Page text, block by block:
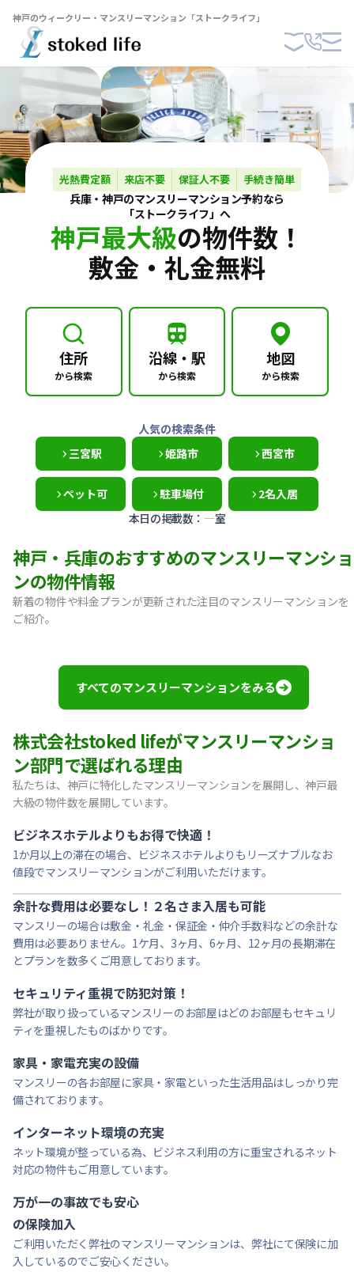
神戸のウィークリー・マンスリーマンション「ストークライフ」
光熱費定額 来店不要 保証人不要 手続き簡単
兵庫・神戸のマンスリーマンション予約なら
「ストークライフ」へ
神戸最大級の物件数！
敷金・礼金無料
住所
から検索
沿線・駅
から検索
地図
から検索
人気の検索条件
三宮駅
姫路市 西宮市
ペット可 駐車場付
2名入居
本日の掲載数： —室
神戸・兵庫のおすすめのマンスリーマンショ
ンの物件情報
新着の物件や料金プランが更新された注目のマンスリーマンションを
ご紹介。
【灘区・JR六甲道】Sステイ六甲道SOUTH・OL｜禁煙ル
【東灘区・摂津本山】Sステイ本山サンハイツOL｜禁煙
【東灘区・JR住吉】Sステイ神戸住吉本町OL｜禁煙ルーム
【神戸・春日野道】Sステイ三宮東アスヴェル｜禁煙ルー
【宝塚市・逆瀬川】Sステイ逆瀬川｜禁煙ルーム・Wi-Fi無料
【西宮北口】Sステイ西宮北口第２｜禁煙ルーム・Wi-Fiレ
【西宮北口】Sステイ西宮北口第２｜禁煙ルーム・Wi-Fiレ
【神戸・三宮】Sステイ神戸三宮レガニール｜禁煙ルーム
すべてのマンスリーマンションをみる
株式会社stoked lifeがマンスリーマンショ
ン部門で選ばれる理由
私たちは、神戸に特化したマンスリーマンションを展開し、神戸最
大級の物件数を展開しています。
ビジネスホテルよりもお得で快適！
1か月以上の滞在の場合、ビジネスホテルよりもリーズナブルなお
値段でマンスリーマンションがご利用いただけます。
余計な費用は必要なし！２名さま入居も可能
マンスリーの場合は敷金・礼金・保証金・仲介手数料などの余計な
費用は必要ありません。1ケ月、3ヶ月、6ヶ月、12ヶ月の長期滞在
とプランを数多くご用意しております。
セキュリティ重視で防犯対策！
弊社が取り扱っているマンスリーのお部屋はどのお部屋もセキュリ
ティを重視したものばかりです。
家具・家電充実の設備
マンスリーの各お部屋に家具・家電といった生活用品はしっかり完
備されております。
インターネット環境の充実
ネット環境が整っている為、ビジネス利用の方に重宝されるネット
対応の物件もご用意しています。
万が一の事故でも安心
の保険加入
ご利用いただく弊社のマンスリーマンションは、弊社にて保険に加
入しているのでご安心ください。